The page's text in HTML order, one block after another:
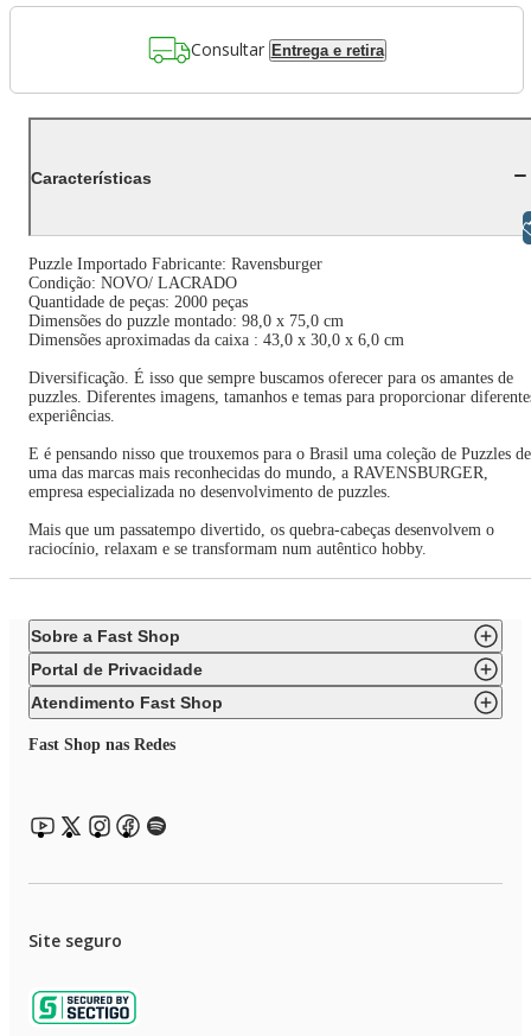
Consultar Entrega e retira
Características
Puzzle Importado Fabricante: Ravensburger
Condição: NOVO/ LACRADO
Quantidade de peças: 2000 peças
Dimensões do puzzle montado: 98,0 x 75,0 cm
Dimensões aproximadas da caixa : 43,0 x 30,0 x 6,0 cm
Diversificação. É isso que sempre buscamos oferecer para os amantes de
puzzles. Diferentes imagens, tamanhos e temas para proporcionar
experiências.
E é pensando nisso que trouxemos para o Brasil uma coleção de Puzzles de
uma das marcas mais reconhecidas do mundo, a RAVENSBURGER,
empresa especializada no desenvolvimento de puzzles.
Mais que um passatempo divertido, os quebra-cabeças desenvolvem o
raciocínio, relaxam e se transformam num autêntico hobby.
Sobre a Fast Shop
Portal de Privacidade
Atendimento Fast Shop
Fast Shop nas Redes
Site seguro